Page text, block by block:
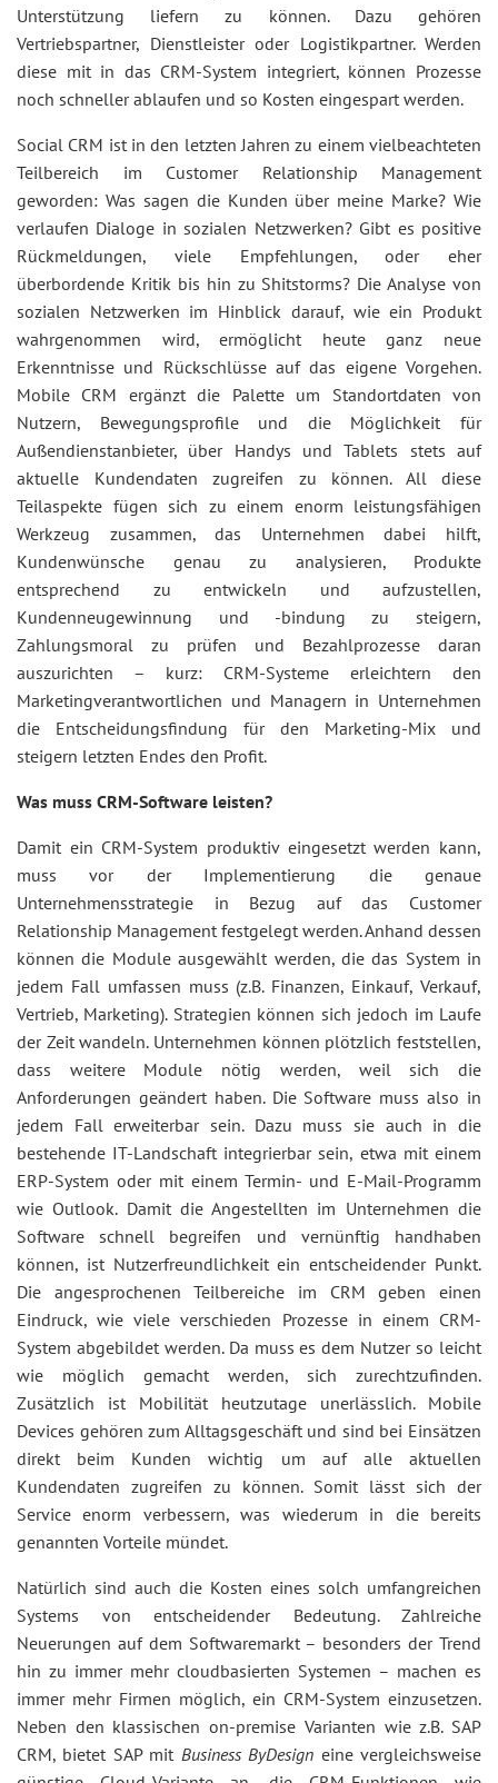
Unterstützung liefern zu können. Dazu gehören
Vertriebspartner, Dienstleister oder Logistikpartner. Werden
diese mit in das CRM-System integriert, können Prozesse
noch schneller ablaufen und so Kosten eingespart werden.
Social CRM ist in den letzten Jahren zu einem vielbeachteten
Teilbereich im Customer Relationship Management
geworden: Was sagen die Kunden über meine Marke? Wie
verlaufen Dialoge in sozialen Netzwerken? Gibt es positive
Rückmeldungen, viele Empfehlungen, oder eher
überbordende Kritik bis hin zu Shitstorms? Die Analyse von
sozialen Netzwerken im Hinblick darauf, wie ein Produkt
wahrgenommen wird, ermöglicht heute ganz neue
Erkenntnisse und Rückschlüsse auf das eigene Vorgehen.
Mobile CRM ergänzt die Palette um Standortdaten von
Nutzern, Bewegungsprofile und die Möglichkeit für
Außendienstanbieter, über Handys und Tablets stets auf
aktuelle Kundendaten zugreifen zu können. All diese
Teilaspekte fügen sich zu einem enorm leistungsfähigen
Werkzeug zusammen, das Unternehmen dabei hilft,
Kundenwünsche genau zu analysieren, Produkte
entsprechend zu entwickeln und aufzustellen,
Kundenneugewinnung und -bindung zu steigern,
Zahlungsmoral zu prüfen und Bezahlprozesse daran
auszurichten – kurz: CRM-Systeme erleichtern den
Marketingverantwortlichen und Managern in Unternehmen
die Entscheidungsfindung für den Marketing-Mix und
steigern letzten Endes den Profit.
Was muss CRM-Software leisten?
Damit ein CRM-System produktiv eingesetzt werden kann,
muss vor der Implementierung die genaue
Unternehmensstrategie in Bezug auf das Customer
Relationship Management festgelegt werden. Anhand dessen
können die Module ausgewählt werden, die das System in
jedem Fall umfassen muss (z.B. Finanzen, Einkauf, Verkauf,
Vertrieb, Marketing). Strategien können sich jedoch im Laufe
der Zeit wandeln. Unternehmen können plötzlich feststellen,
dass weitere Module nötig werden, weil sich die
Anforderungen geändert haben. Die Software muss also in
jedem Fall erweiterbar sein. Dazu muss sie auch in die
bestehende IT-Landschaft integrierbar sein, etwa mit einem
ERP-System oder mit einem Termin- und E-Mail-Programm
wie Outlook. Damit die Angestellten im Unternehmen die
Software schnell begreifen und vernünftig handhaben
können, ist Nutzerfreundlichkeit ein entscheidender Punkt.
Die angesprochenen Teilbereiche im CRM geben einen
Eindruck, wie viele verschieden Prozesse in einem CRM-
System abgebildet werden. Da muss es dem Nutzer so leicht
wie möglich gemacht werden, sich zurechtzufinden.
Zusätzlich ist Mobilität heutzutage unerlässlich. Mobile
Devices gehören zum Alltagsgeschäft und sind bei Einsätzen
direkt beim Kunden wichtig um auf alle aktuellen
Kundendaten zugreifen zu können. Somit lässt sich der
Service enorm verbessern, was wiederum in die bereits
genannten Vorteile mündet.
Natürlich sind auch die Kosten eines solch umfangreichen
Systems von entscheidender Bedeutung. Zahlreiche
Neuerungen auf dem Softwaremarkt – besonders der Trend
hin zu immer mehr cloudbasierten Systemen – machen es
immer mehr Firmen möglich, ein CRM-System einzusetzen.
Neben den klassischen on-premise Varianten wie z.B. SAP
CRM, bietet SAP mit Business ByDesign eine vergleichsweise